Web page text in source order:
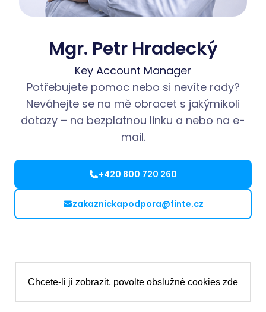
Mgr. Petr Hradecký
Key Account Manager
Potřebujete pomoc nebo si nevíte rady?
Neváhejte se na mě obracet s jakýmikoli
dotazy – na bezplatnou linku a nebo na e-
mail.
+420 800 720 260
zakaznickapodpora@finte.cz
Chcete-li ji zobrazit, povolte obslužné cookies zde